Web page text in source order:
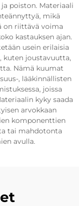
poiston. Materiaali
mikä
on riittävä voima
kastauksen ajan.
usein erilaisia
kuten joustavuutta,
Nämä kuumat
, lääkinnällisten
joissa
kyky saada
arvokkaan
komponenttien
tai mahdotonta
avulla.